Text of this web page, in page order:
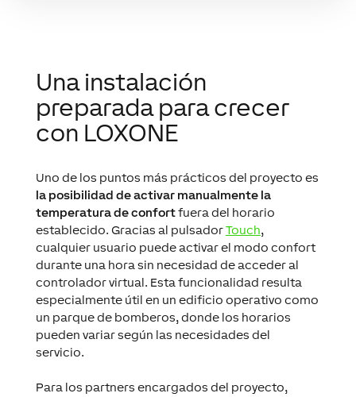
Una instalación
preparada para crecer
con LOXONE
Uno de los puntos más prácticos del proyecto es
la posibilidad de activar manualmente la
temperatura de confortfuera del horario
establecido. Gracias al pulsadorTouch,
cualquier usuario puede activar el modo confort
durante una hora sin necesidad de acceder al
controlador virtual. Esta funcionalidad resulta
especialmente útil en un edificio operativo como
un parque de bomberos, donde los horarios
pueden variar según las necesidades del
servicio.
Para los partners encargados del proyecto,